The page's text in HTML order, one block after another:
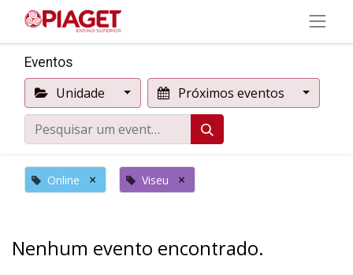
Eventos
Unidade Próximos eventos
Online × Viseu ×
Nenhum evento encontrado.